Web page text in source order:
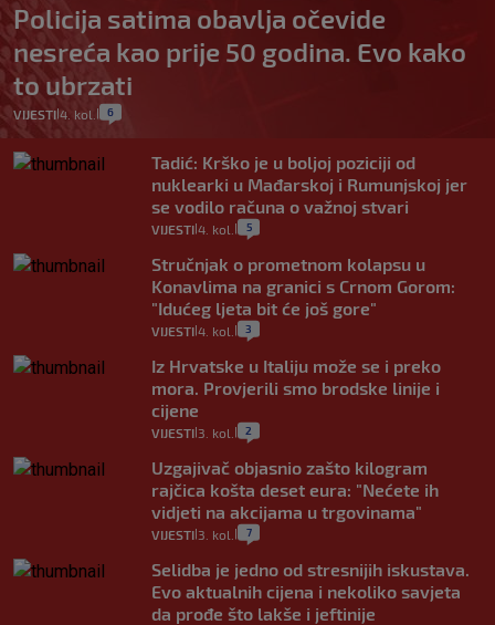
Policija satima obavlja očevide
nesreća kao prije 50 godina. Evo kako
to ubrzati
VIJESTI 4. kol. 6
Tadić: Krško je u boljoj poziciji od
nuklearki u Mađarskoj i Rumunjskoj jer
se vodilo računa o važnoj stvari
VIJESTI 4. kol. 5
Stručnjak o prometnom kolapsu u
Konavlima na granici s Crnom Gorom:
"Idućeg ljeta bit će još gore"
VIJESTI 4. kol. 3
Iz Hrvatske u Italiju može se i preko
mora. Provjerili smo brodske linije i
cijene
VIJESTI 3. kol. 2
Uzgajivač objasnio zašto kilogram
rajčica košta deset eura: "Nećete ih
vidjeti na akcijama u trgovinama"
VIJESTI 3. kol. 7
Selidba je jedno od stresnijih iskustava.
Evo aktualnih cijena i nekoliko savjeta
da prođe što lakše i jeftinije